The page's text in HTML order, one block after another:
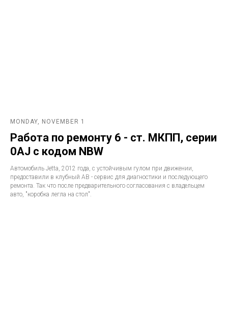
MONDAY, NOVEMBER 1
Работа по ремонту 6 - ст. МКПП, серии
0AJ с кодом NBW
Автомобиль Jetta, 2012 года, с устойчивым гулом при движении,
предоставили в клубный АВ - сервис для диагностики и последующего
ремонта. Так что после предварительного согласования с владельцем
авто, "коробка легла на стол".